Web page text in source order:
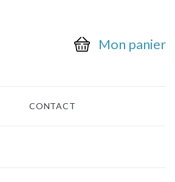
Mon panier
CONTACT